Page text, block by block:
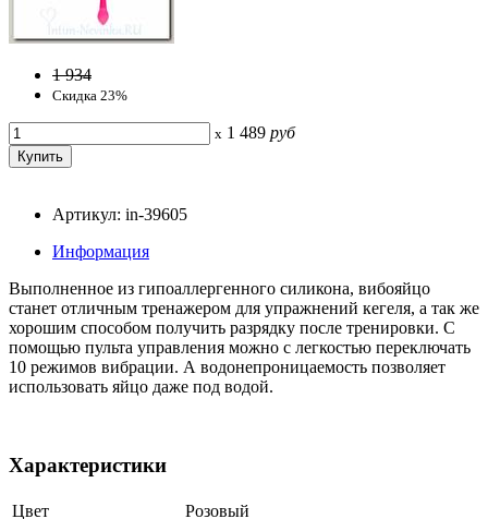
1 934
Скидка 23%
x 1 489 руб
Артикул: in-39605
Информация
Выполненное из гипоаллергенного силикона, вибояйцо
станет отличным тренажером для упражнений кегеля, а так же
хорошим способом получить разрядку после тренировки. С
помощью пульта управления можно с легкостью переключать
10 режимов вибрации. А водонепроницаемость позволяет
использовать яйцо даже под водой.
Характеристики
Цвет
Розовый